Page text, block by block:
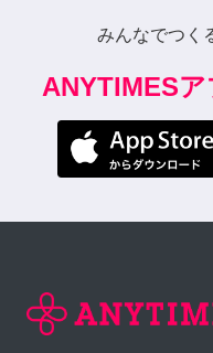
みんなでつく
ANYTIMES